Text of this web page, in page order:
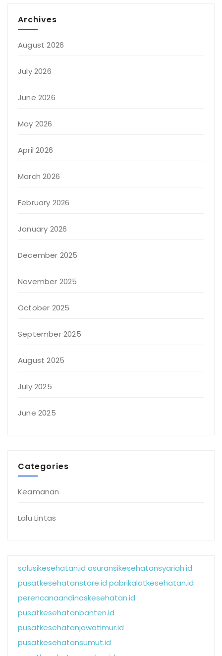
Archives
August 2026
July 2026
June 2026
May 2026
April 2026
March 2026
February 2026
January 2026
December 2025
November 2025
October 2025
September 2025
August 2025
July 2025
June 2025
Categories
Keamanan
Lalu Lintas
solusikesehatan.id asuransikesehatansyariah.id
pusatkesehatanstore.id pabrikalatkesehatan.id
perencanaandinaskesehatan.id
pusatkesehatanbanten.id
pusatkesehatanjawatimur.id
pusatkesehatansumut.id